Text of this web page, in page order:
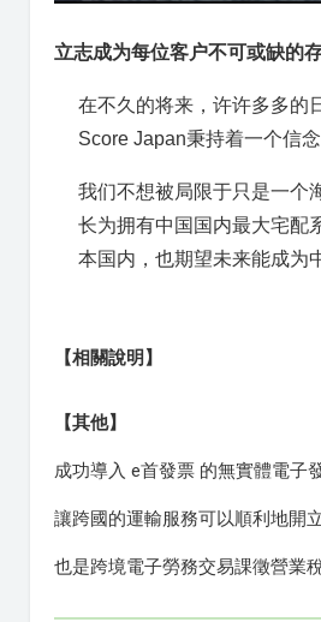
立志成为每位客户不可或缺的
在不久的将来，许许多多的
Score Japan秉持着一个信
我们不想被局限于只是一个
长为拥有中国国内最大宅配
本国内，也期望未来能成为
【相關說明】
【其他】
成功導入 e首發票 的無實體電子
讓跨國的運輸服務可以順利地開立
也是跨境電子勞務交易課徵營業